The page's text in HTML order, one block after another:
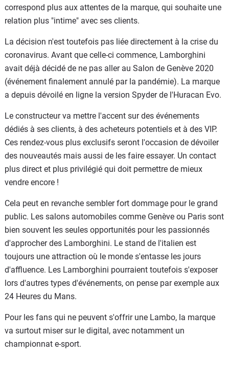
correspond plus aux attentes de la marque, qui souhaite une
relation plus "intime" avec ses clients.
La décision n'est toutefois pas liée directement à la crise du
coronavirus. Avant que celle-ci commence, Lamborghini
avait déjà décidé de ne pas aller au Salon de Genève 2020
(événement finalement annulé par la pandémie). La marque
a depuis dévoilé en ligne la version Spyder de l'Huracan Evo.
Le constructeur va mettre l'accent sur des événements
dédiés à ses clients, à des acheteurs potentiels et à des VIP.
Ces rendez-vous plus exclusifs seront l'occasion de dévoiler
des nouveautés mais aussi de les faire essayer. Un contact
plus direct et plus privilégié qui doit permettre de mieux
vendre encore !
Cela peut en revanche sembler fort dommage pour le grand
public. Les salons automobiles comme Genève ou Paris sont
bien souvent les seules opportunités pour les passionnés
d'approcher des Lamborghini. Le stand de l'italien est
toujours une attraction où le monde s'entasse les jours
d'affluence. Les Lamborghini pourraient toutefois s'exposer
lors d'autres types d'événements, on pense par exemple aux
24 Heures du Mans.
Pour les fans qui ne peuvent s'offrir une Lambo, la marque
va surtout miser sur le digital, avec notamment un
championnat e-sport.